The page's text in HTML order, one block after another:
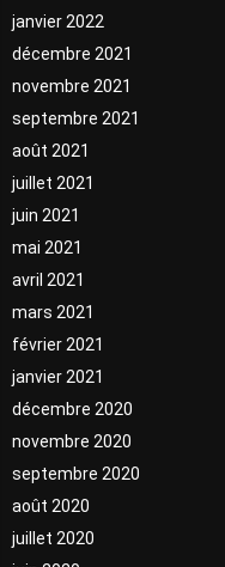
janvier 2022
décembre 2021
novembre 2021
septembre 2021
août 2021
juillet 2021
juin 2021
mai 2021
avril 2021
mars 2021
février 2021
janvier 2021
décembre 2020
novembre 2020
septembre 2020
août 2020
juillet 2020